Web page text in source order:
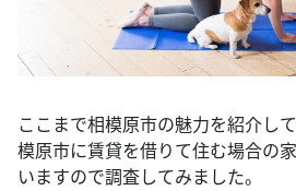
ここまで相模原市の魅力を紹介し
模原市に賃貸を借りて住む場合の
いますので調査してみました。